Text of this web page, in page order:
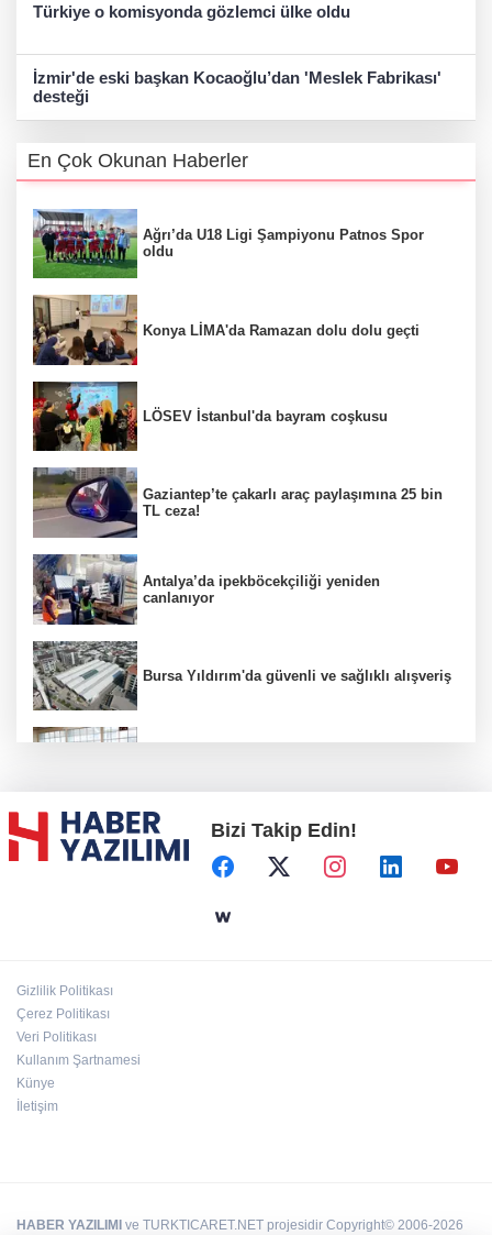
Türkiye o komisyonda gözlemci ülke oldu
İzmir'de eski başkan Kocaoğlu’dan 'Meslek Fabrikası'
desteği
En Çok Okunan Haberler
Ağrı’da U18 Ligi Şampiyonu Patnos Spor
oldu
Konya LİMA'da Ramazan dolu dolu geçti
LÖSEV İstanbul'da bayram coşkusu
Gaziantep’te çakarlı araç paylaşımına 25 bin
TL ceza!
Antalya’da ipekböcekçiliği yeniden
canlanıyor
Bursa Yıldırım'da güvenli ve sağlıklı alışveriş
Başkent'in göletlerinde temizlik ve bakım
sürüyor
Bizi Takip Edin!
Gizlilik Politikası
Çerez Politikası
Veri Politikası
Kullanım Şartnamesi
Künye
İletişim
HABER YAZILIMI ve TURKTICARET.NET projesidir Copyright© 2006-2026